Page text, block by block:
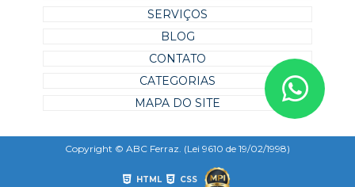
SERVIÇOS
BLOG
CONTATO
CATEGORIAS
MAPA DO SITE
Copyright © ABC Ferraz. (Lei 9610 de 19/02/1998)
HTML CSS